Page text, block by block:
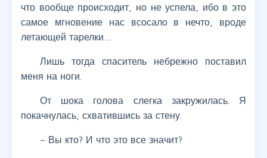
что вообще происходит, но не успела, ибо в это
самое мгновение нас всосало в нечто, вроде
летающей тарелки…
Лишь тогда спаситель небрежно поставил
меня на ноги.
От шока голова слегка закружилась. Я
покачнулась, схватившись за стену.
– Вы кто? И что это все значит?